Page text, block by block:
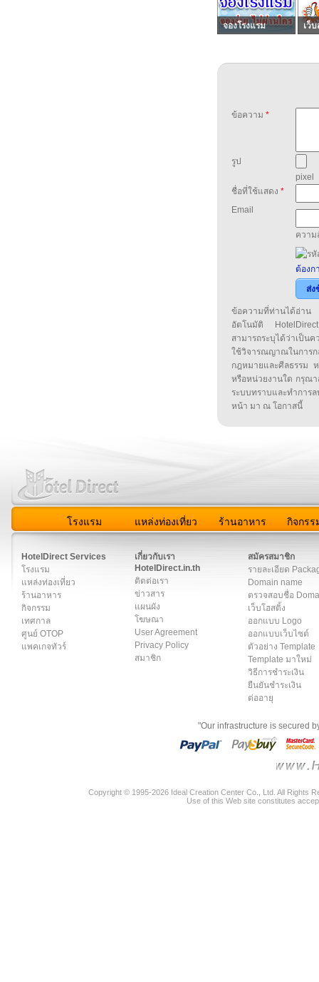
จองโรงแรม เว็
ข้อความ *
รูป
pixel
ชื่อที่ใช้แสดง *
Email
ความ
ต้องก
ส่ง
ข้อความที่ท่านได้อ่าน
อัตโนมัติ
สามารถระบุได้ว่าเป็น
ใช้วิจารณญาณในกา
กฎหมายและศีลธรรม
หรือหน่วยงานใด กรุณา
ระบบทราบและทำกา
หน้า มา ณ โอกาสนี้
โรงแรม แหล่งท่องเที่ยว ร้านอาหาร กิจกรร
HotelDirect Services
โรงแรม
แหล่งท่องเที่ยว
ร้านอาหาร
กิจกรรม
เทศกาล
ศูนย์ OTOP
แพคเกจทัวร์
เกี่ยวกับเรา
HotelDirect.in.th
ติดต่อเรา
ข่าวสาร
แผนผัง
โฆษณา
User Agreement
Privacy Policy
สมาชิก
สมัครสมาชิก
รายละเอียด
Domain name
ตรวจสอบชื่อ
เว็บโฮสติ้ง
ออกแบบ Logo
ออกแบบเว็บไซต์
ตัวอย่าง Template
Template มาใหม่
วิธีการชำระเงิน
ยืนยันชำระเงิน
ต่ออายุ
"Our infrastructure is secured
Copyright © 1995-2026 Ideal Creation Center Co., Ltd. All Rights
Use of this Web site constitutes